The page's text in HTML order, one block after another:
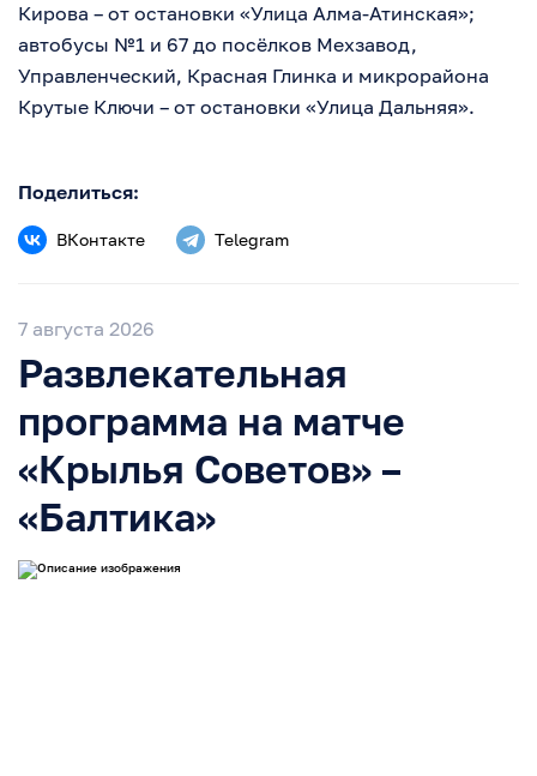
Кирова – от остановки «Улица Алма-Атинская»;
автобусы №1 и 67 до посёлков Мехзавод,
Управленческий, Красная Глинка и микрорайона
Крутые Ключи – от остановки «Улица Дальняя».
Поделиться:
ВКонтакте Telegram
7 августа 2026
Развлекательная
программа на матче
«Крылья Советов» –
«Балтика»